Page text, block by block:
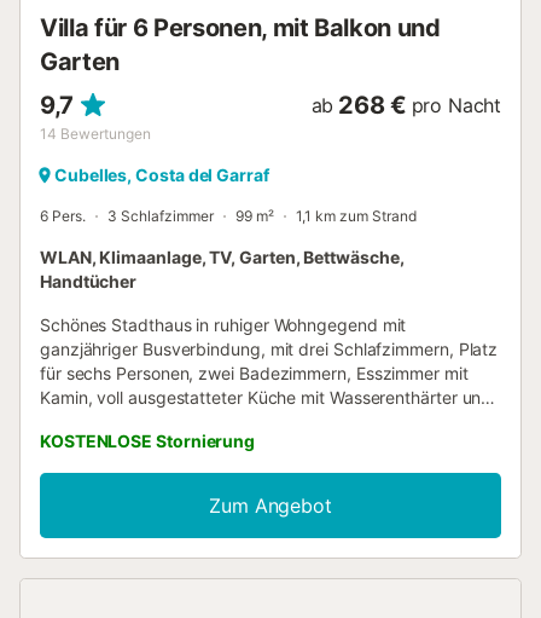
Villa für 6 Personen, mit Balkon und
Garten
9,7
14 Bewertungen
ab 268 € pro Nacht
Cubelles, Costa del Garraf
6 Pers. 3 Schlafzimmer 99 m² 1,1 km zum Strand
WLAN, Klimaanlage, TV, Garten, Bettwäsche,
Handtücher
Schönes Stadthaus in ruhiger Wohngegend mit
ganzjähriger Busverbindung, mit drei Schlafzimmern, Platz
für sechs Personen, zwei Badezimmern, Esszimmer mit
Kamin, voll ausgestatteter Küche mit Wasserenthärter und
und Klimaanlage, WiFi im ganzen Haus. Schöner Pool von
4x8m mit Dusche und Sonnenliegen zum Sonnenbaden.
Umgeben von kleinen Gärten und Sonnenlicht....
KOSTENLOSE Stornierung
Zum Angebot